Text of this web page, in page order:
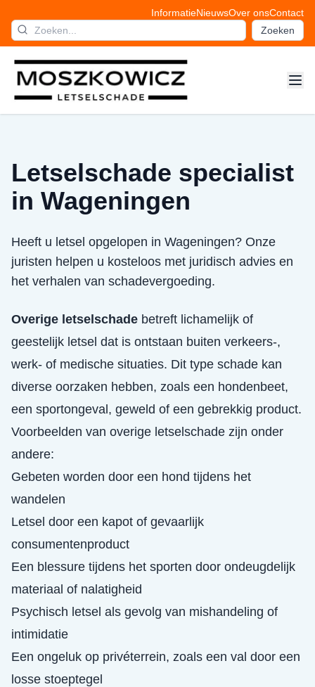
InformatieNieuwsOver onsContact
Zoeken
Letselschade specialist
in Wageningen
Heeft u letsel opgelopen in Wageningen? Onze
juristen helpen u kosteloos met juridisch advies en
het verhalen van schadevergoeding.
Overige letselschade betreft lichamelijk of
geestelijk letsel dat is ontstaan buiten verkeers-,
werk- of medische situaties. Dit type schade kan
diverse oorzaken hebben, zoals een hondenbeet,
een sportongeval, geweld of een gebrekkig product.
Voorbeelden van overige letselschade zijn onder
andere:
Gebeten worden door een hond tijdens het
wandelen
Letsel door een kapot of gevaarlijk
consumentenproduct
Een blessure tijdens het sporten door ondeugdelijk
materiaal of nalatigheid
Psychisch letsel als gevolg van mishandeling of
intimidatie
Een ongeluk op privéterrein, zoals een val door een
losse stoeptegel